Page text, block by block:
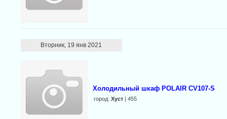
Вторник, 19 янв 2021
Холодильный шкаф POLAIR CV107-S
город: Хуст| 455